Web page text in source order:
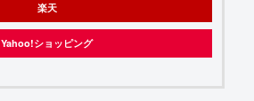
楽天
Yahoo!ショッピング